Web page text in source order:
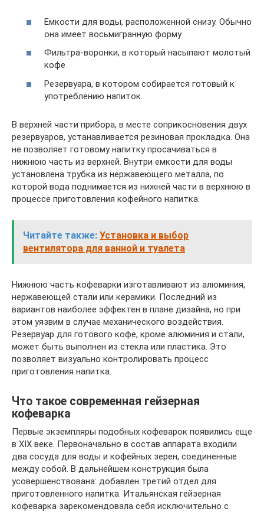
Емкости для воды, расположенной снизу. Обычно
она имеет восьмигранную форму
Фильтра-воронки, в который насыпают молотый
кофе
Резервуара, в котором собирается готовый к
употреблению напиток.
В верхней части прибора, в месте соприкосновения двух
резервуаров, устанавливается резиновая прокладка. Она
не позволяет готовому напитку просачиваться в
нижнюю часть из верхней. Внутри емкости для воды
установлена трубка из нержавеющего металла, по
которой вода поднимается из нижней части в верхнюю в
процессе приготовления кофейного напитка.
Читайте также: Установка и выбор
вентилятора для ванной и туалета
Нижнюю часть кофеварки изготавливают из алюминия,
нержавеющей стали или керамики. Последний из
вариантов наиболее эффектен в плане дизайна, но при
этом уязвим в случае механического воздействия.
Резервуар для готового кофе, кроме алюминия и стали,
может быть выполнен из стекла или пластика. Это
позволяет визуально контролировать процесс
приготовления напитка.
Что такое современная гейзерная
кофеварка
Первые экземпляры подобных кофеварок появились еще
в XIX веке. Первоначально в состав аппарата входили
два сосуда для воды и кофейных зерен, соединенные
между собой. В дальнейшем конструкция была
усовершенствована: добавлен третий отдел для
приготовленного напитка. Итальянская гейзерная
кофеварка зарекомендовала себя исключительно с